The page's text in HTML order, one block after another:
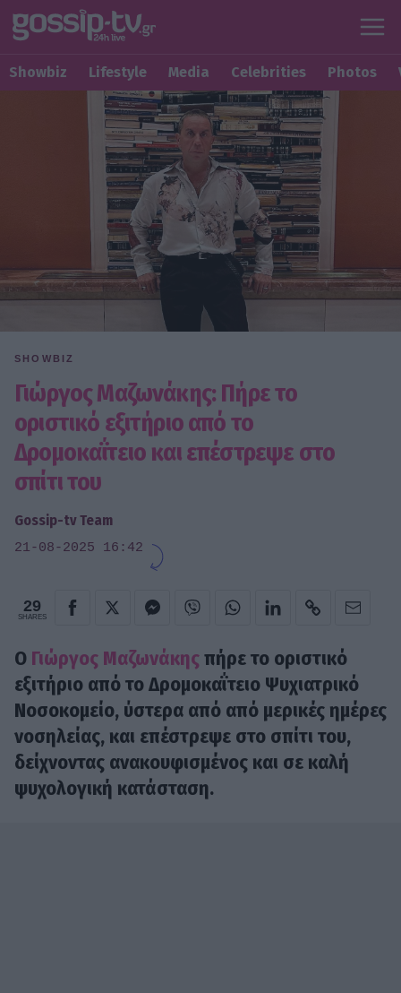
Showbiz Lifestyle Media Celebrities Photos
SHOWBIZ
Γιώργος Μαζωνάκης: Πήρε το
οριστικό εξιτήριο από το
Δρομοκαΐτειο και επέστρεψε στο
σπίτι του
Gossip-tv Team
21-08-2025 16:42
29
SHARES
Ο Γιώργος Μαζωνάκηςπήρε το οριστικό
εξιτήριο από το Δρομοκαΐτειο Ψυχιατρικό
Νοσοκομείο, ύστερα από από μερικές ημέρες
νοσηλείας, και επέστρεψε στο σπίτι του,
δείχνοντας ανακουφισμένος και σε καλή
ψυχολογική κατάσταση.